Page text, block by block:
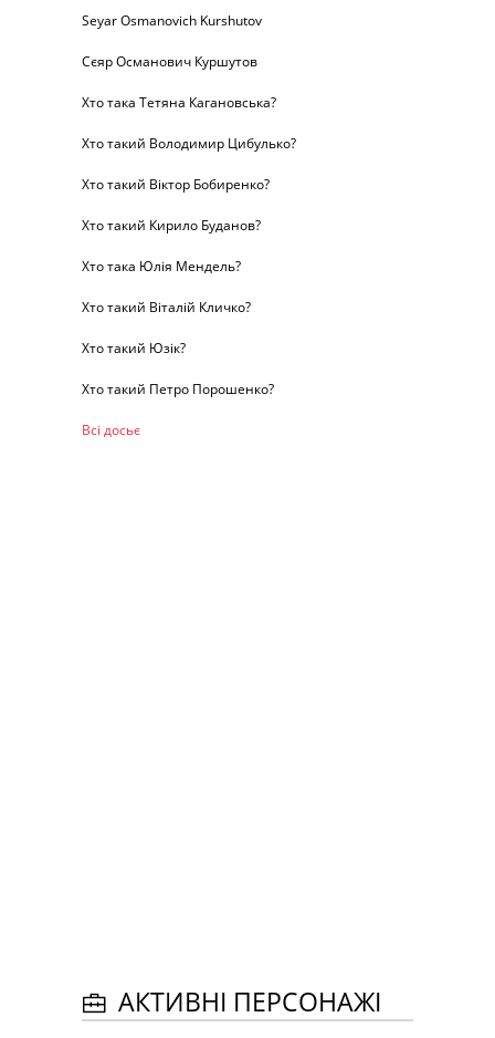
Seyar Osmanovich Kurshutov
Сєяр Османович Куршутов
Хто така Тетяна Кагановська?
Хто такий Володимир Цибулько?
Хто такий Віктор Бобиренко?
Хто такий Кирило Буданов?
Хто така Юлія Мендель?
Хто такий Віталій Кличко?
Хто такий Юзік?
Хто такий Петро Порошенко?
Всі досьє
АКТИВНІ ПЕРСОНАЖІ